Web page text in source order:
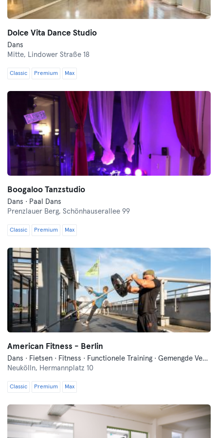
Dolce Vita Dance Studio
Dans
Mitte, Lindower Straße 18
Classic Premium Max
Boogaloo Tanzstudio
Dans · Paal Dans
Prenzlauer Berg, Schönhauserallee 99
Classic Premium Max
American Fitness - Berlin
Dans · Fietsen · Fitness · Functionele Training · Gemengde Vechtsporten · Indoor Fietsen · Pilates · Wellness · Yoga
Neukölln, Hermannplatz 10
Classic Premium Max